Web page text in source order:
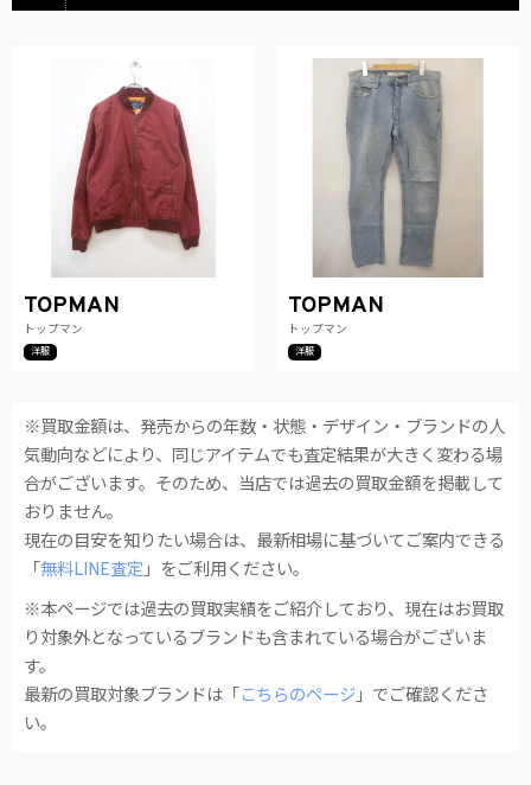
TOPMAN
トップマン
洋服
TOPMAN
トップマン
洋服
※買取金額は、発売からの年数・状態・デザイン・ブランドの人
気動向などにより、同じアイテムでも査定結果が大きく変わる場
合がございます。そのため、当店では過去の買取金額を掲載して
おりません。
現在の目安を知りたい場合は、最新相場に基づいてご案内できる
「 無料LINE査定」をご利用ください。
※本ページでは過去の買取実績をご紹介しており、現在はお買取
り対象外となっているブランドも含まれている場合がございま
す。
最新の買取対象ブランドは「 こちらのページ」でご確認くださ
い。